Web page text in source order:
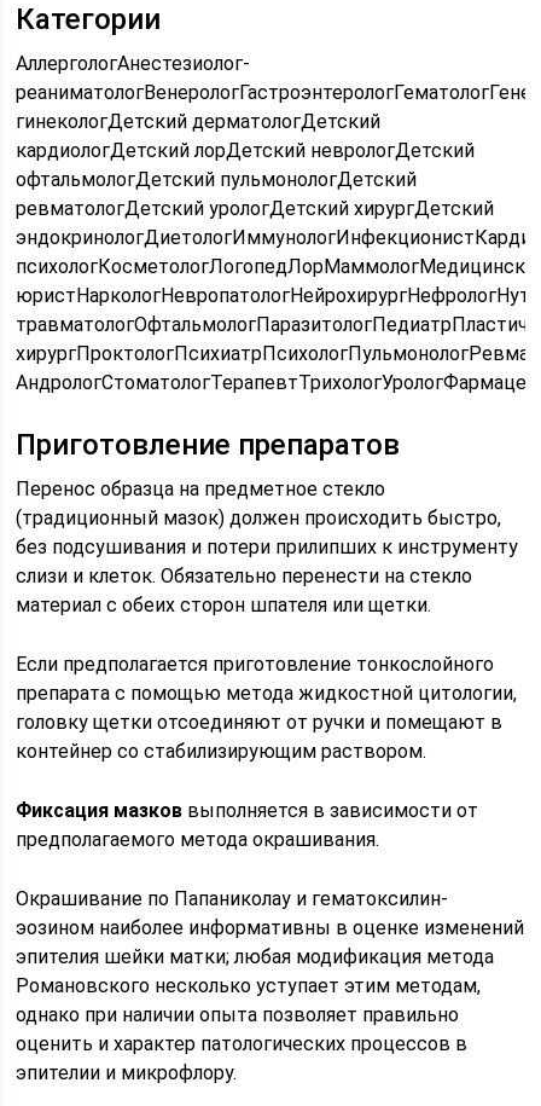
Категории
АллергологАнестезиолог-
гинекологДетский дерматологДетский
кардиологДетский лорДетский неврологДетский
офтальмологДетский пульмонологДетский
ревматологДетский урологДетский хирургДетский
Приготовление препаратов
Перенос образца на предметное стекло
(традиционный мазок) должен происходить быстро,
без подсушивания и потери прилипших к инструменту
слизи и клеток. Обязательно перенести на стекло
материал с обеих сторон шпателя или щетки.
Если предполагается приготовление тонкослойного
препарата с помощью метода жидкостной цитологии,
головку щетки отсоединяют от ручки и помещают в
контейнер со стабилизирующим раствором.
Фиксация мазков выполняется в зависимости от
предполагаемого метода окрашивания.
Окрашивание по Папаниколау и гематоксилин-
эозином наиболее информативны в оценке изменений
эпителия шейки матки; любая модификация метода
Романовского несколько уступает этим методам,
однако при наличии опыта позволяет правильно
оценить и характер патологических процессов в
эпителии и микрофлору.